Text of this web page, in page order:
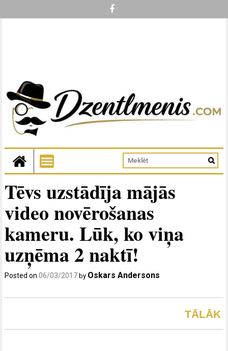
Tēvs uzstādīja mājās
video novērošanas
kameru. Lūk, ko viņa
uzņēma 2 naktī!
Posted on06/03/2017 by Oskars Andersons
TĀLĀK